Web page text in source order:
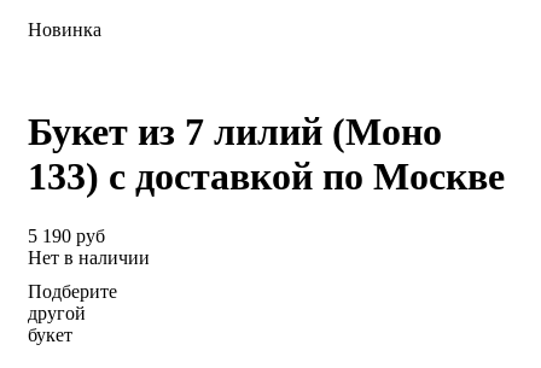
Новинка
Букет из 7 лилий (Моно
133) с доставкой по Москве
5 190 руб
Нет в наличии
Подберите
другой
букет